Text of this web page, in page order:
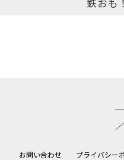
お問い合わせ プライバシー